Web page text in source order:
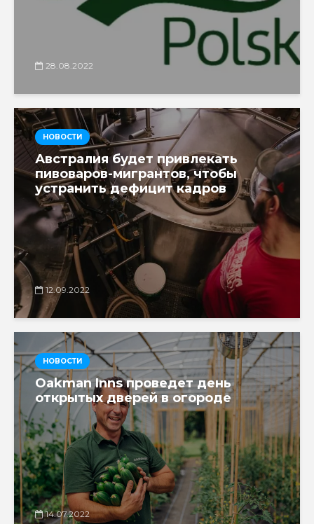
28.08.2022
НОВОСТИ
Австралия будет привлекать
пивоваров-мигрантов, чтобы
устранить дефицит кадров
12.09.2022
НОВОСТИ
Oakman Inns проведет день
открытых дверей в огороде
14.07.2022